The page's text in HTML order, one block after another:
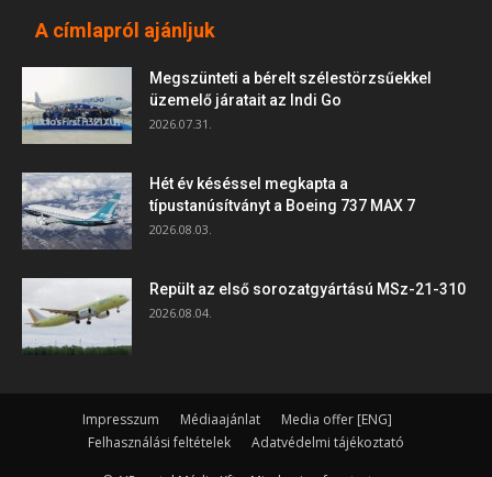
A címlapról ajánljuk
Megszünteti a bérelt szélestörzsűekkel
üzemelő járatait az Indi Go
2026.07.31.
Hét év késéssel megkapta a
típustanúsítványt a Boeing 737 MAX 7
2026.08.03.
Repült az első sorozatgyártású MSz-21-310
2026.08.04.
Impresszum Médiaajánlat
Media offer [ENG]
Felhasználási feltételek
Adatvédelmi tájékoztató